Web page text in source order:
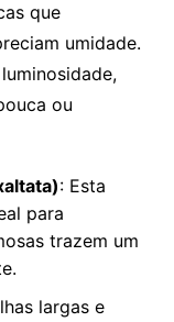
que
umidade.
ou
: Esta
para
trazem um
largas e